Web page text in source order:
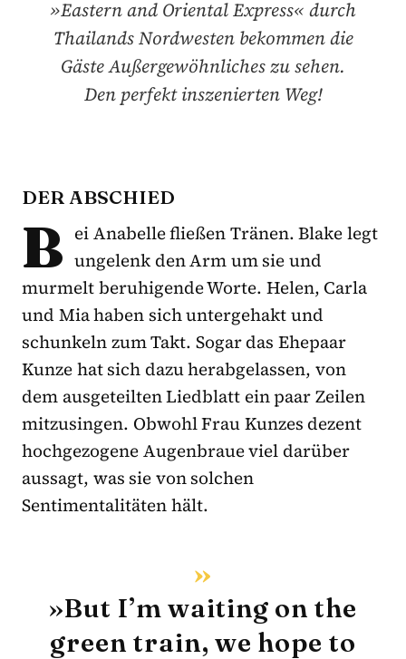
»Eastern and Oriental Express« durch
Thailands Nordwesten bekommen die
Gäste Außergewöhnliches zu sehen.
Den perfekt inszenierten Weg!
DER ABSCHIED
B ei Anabelle fließen Tränen. Blake legt
ungelenk den Arm um sie und
murmelt beruhigende Worte. Helen, Carla
und Mia haben sich untergehakt und
schunkeln zum Takt. Sogar das Ehepaar
Kunze hat sich dazu herabgelassen, von
dem ausgeteilten Liedblatt ein paar Zeilen
mitzusingen. Obwohl Frau Kunzes dezent
hochgezogene Augenbraue viel darüber
aussagt, was sie von solchen
Sentimentalitäten hält.
»But I’m waiting on the
green train, we hope to